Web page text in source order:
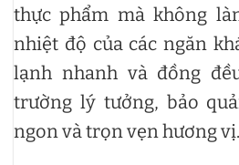
thực phẩm mà không
nhiệt độ của các ngăn
lạnh nhanh và đồng
trường lý tưởng, bảo
ngon và trọn vẹn hương vị.